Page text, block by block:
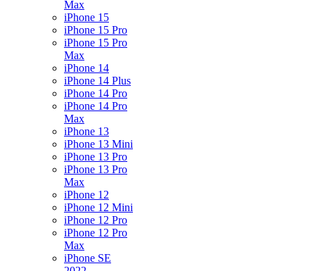
Max
iPhone 15
iPhone 15 Pro
iPhone 15 Pro
Max
iPhone 14
iPhone 14 Plus
iPhone 14 Pro
iPhone 14 Pro
Max
iPhone 13
iPhone 13 Mini
iPhone 13 Pro
iPhone 13 Pro
Max
iPhone 12
iPhone 12 Mini
iPhone 12 Pro
iPhone 12 Pro
Max
iPhone SE